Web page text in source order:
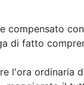
compensato
di fatto
l'ora ordinaria